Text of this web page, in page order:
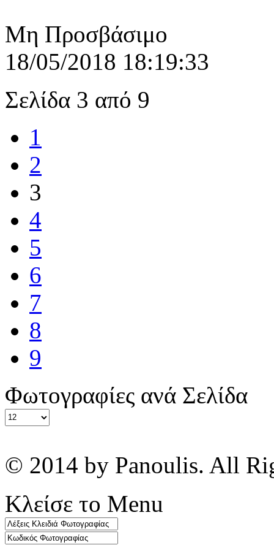
Μη Προσβάσιμο
18/05/2018 18:19:33
Σελίδα 3 από 9
1
2
3
4
5
6
7
8
9
Φωτογραφίες ανά Σελίδα
© 2014 by Panoulis. All
Κλείσε το Menu